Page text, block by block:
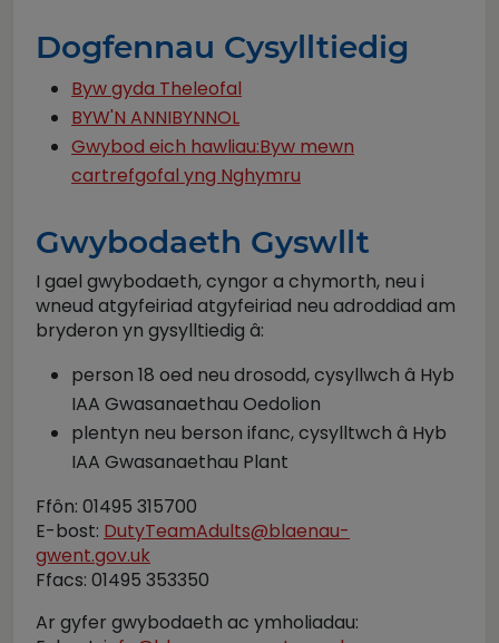
Dogfennau Cysylltiedig
Byw gyda Theleofal
BYW'N ANNIBYNNOL
Gwybod eich hawliau:Byw mewn
cartrefgofal yng Nghymru
Gwybodaeth Gyswllt
I gael gwybodaeth, cyngor a chymorth, neu i
wneud atgyfeiriad atgyfeiriad neu adroddiad am
bryderon yn gysylltiedig â:
person 18 oed neu drosodd, cysyllwch â Hyb
IAA Gwasanaethau Oedolion
plentyn neu berson ifanc, cysylltwch â Hyb
IAA Gwasanaethau Plant
Ffôn: 01495 315700
E-bost: DutyTeamAdults@blaenau-
gwent.gov.uk
Ffacs: 01495 353350
Ar gyfer gwybodaeth ac ymholiadau: